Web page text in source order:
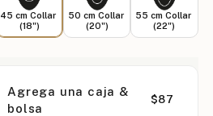
45 cm Collar
(18")
50 cm Collar
(20")
55 cm Collar
(22")
Agrega una caja &
bolsa
$87